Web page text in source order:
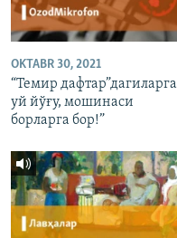
OKTABR 30, 2021
“Темир дафтар”дагиларга
уй йўғу, мошинаси
борларга бор!”